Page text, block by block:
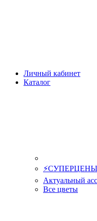
Личный кабинет
Каталог
Актуальный
Все цветы